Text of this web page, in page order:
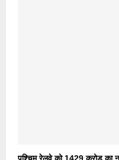
पश्चिम रेलवे को 1429 करोड़ का